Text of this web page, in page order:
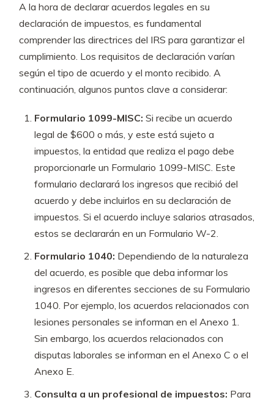
A la hora de declarar acuerdos legales en su
declaración de impuestos, es fundamental
comprender las directrices del IRS para garantizar el
cumplimiento. Los requisitos de declaración varían
según el tipo de acuerdo y el monto recibido. A
continuación, algunos puntos clave a considerar:
Formulario 1099-MISC: Si recibe un acuerdo
legal de $600 o más, y este está sujeto a
impuestos, la entidad que realiza el pago debe
proporcionarle un Formulario 1099-MISC. Este
formulario declarará los ingresos que recibió del
acuerdo y debe incluirlos en su declaración de
impuestos. Si el acuerdo incluye salarios atrasados,
estos se declararán en un Formulario W-2.
Formulario 1040: Dependiendo de la naturaleza
del acuerdo, es posible que deba informar los
ingresos en diferentes secciones de su Formulario
1040. Por ejemplo, los acuerdos relacionados con
lesiones personales se informan en el Anexo 1.
Sin embargo, los acuerdos relacionados con
disputas laborales se informan en el Anexo C o el
Anexo E.
Consulta a un profesional de impuestos: Para